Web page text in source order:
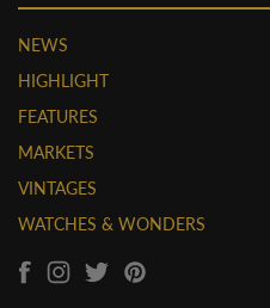
NEWS
HIGHLIGHT
FEATURES
MARKETS
VINTAGES
WATCHES & WONDERS